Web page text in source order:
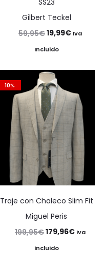
Gilbert Teckel
59,95€El
precio
era:
59,95€.
19,99€El
19,99€.
Iva
Incluido
10%
Traje con Chaleco Slim Fit
Miguel Peris
199,95€El
precio
179,96€ElIva
Incluido